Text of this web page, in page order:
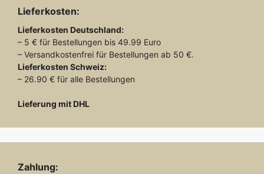
Lieferkosten:
Lieferkosten Deutschland:
– 5 € für Bestellungen bis 49.99 Euro
– Versandkostenfrei für Bestellungen ab 50 €.
Lieferkosten Schweiz:
– 26.90 € für alle Bestellungen
Lieferung mit DHL
Zahlung: